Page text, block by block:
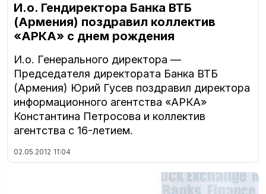
И.о. Гендиректора Банка ВТБ
(Армения) поздравил коллектив
«АРКА» с днем рождения
И.о. Генерального директора —
Председателя директората Банка ВТБ
(Армения) Юрий Гусев поздравил директора
информационного агентства «АРКА»
Константина Петросова и коллектив
агентства с 16-летием.
02.05.2012 11:04